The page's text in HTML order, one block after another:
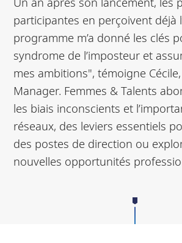
participantes en perçoivent déjà
programme m’a donné les clés
syndrome de l’imposteur et
mes ambitions", témoigne
Manager. Femmes & Talents
les biais inconscients et
réseaux, des leviers essentiels
des postes de direction ou
nouvelles opportunités